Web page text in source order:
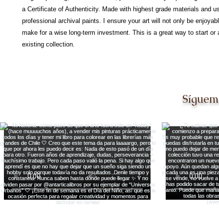
a Certificate of Authenticity. Made with highest grade materials and
professional archival paints. I ensure your art will not only be
make for a wise long-term investment. This is a great way to start or
existing collection.